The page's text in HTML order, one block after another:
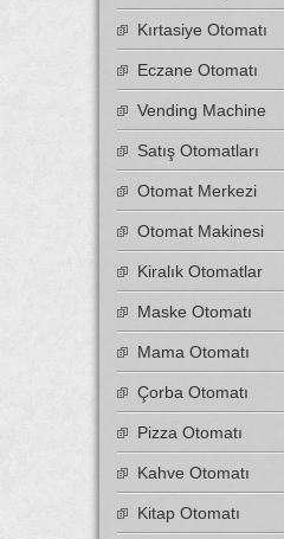
Kırtasiye Otomatı
Eczane Otomatı
Vending Machine
Satış Otomatları
Otomat Merkezi
Otomat Makinesi
Kiralık Otomatlar
Maske Otomatı
Mama Otomatı
Çorba Otomatı
Pizza Otomatı
Kahve Otomatı
Kitap Otomatı